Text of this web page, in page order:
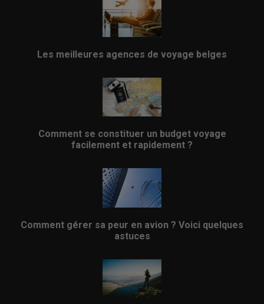
Les meilleures agences de voyage belges
Comment se constituer un budget voyage
facilement et rapidement ?
Comment gérer sa peur en avion ? Voici quelques
astuces